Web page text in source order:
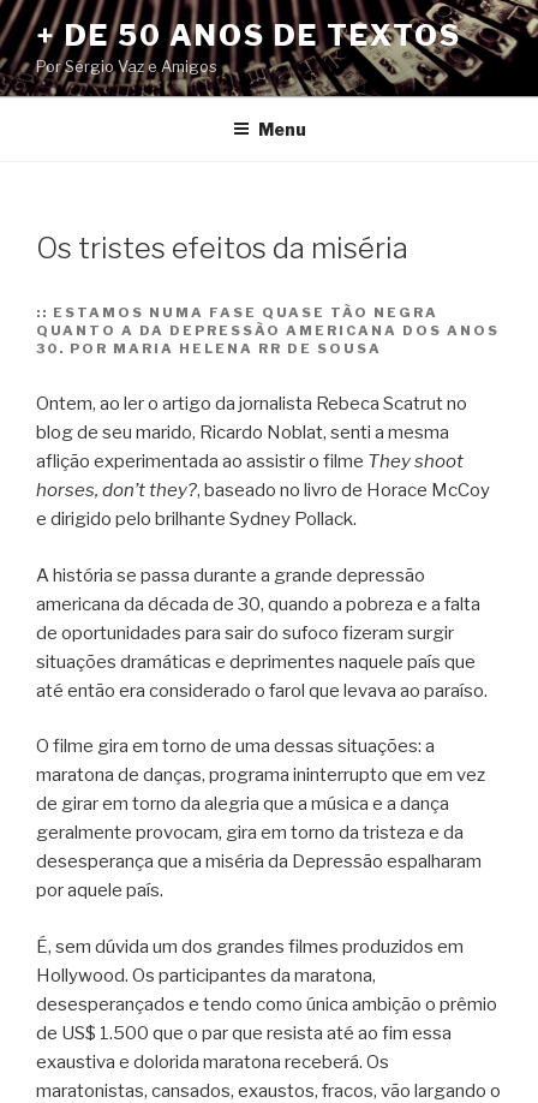
Pular
para
o
conteúdo
+ DE 50 ANOS DE TEXTOS
Por Sérgio Vaz e Amigos
Menu
Os tristes efeitos da miséria
:: ESTAMOS NUMA FASE QUASE TÃO NEGRA
QUANTO A DA DEPRESSÃO AMERICANA DOS ANOS
30. POR MARIA HELENA RR DE SOUSA
Ontem, ao ler o artigo da jornalista Rebeca Scatrut no
blog de seu marido, Ricardo Noblat, senti a mesma
aflição experimentada ao assistir o filme They shoot
horses, don’t they?, baseado no livro de Horace McCoy
e dirigido pelo brilhante Sydney Pollack.
A história se passa durante a grande depressão
americana da década de 30, quando a pobreza e a falta
de oportunidades para sair do sufoco fizeram surgir
situações dramáticas e deprimentes naquele país que
até então era considerado o farol que levava ao paraíso.
O filme gira em torno de uma dessas situações: a
maratona de danças, programa ininterrupto que em vez
de girar em torno da alegria que a música e a dança
geralmente provocam, gira em torno da tristeza e da
desesperança que a miséria da Depressão espalharam
por aquele país.
É, sem dúvida um dos grandes filmes produzidos em
Hollywood. Os participantes da maratona,
desesperançados e tendo como única ambição o prêmio
de US$ 1.500 que o par que resista até ao fim essa
exaustiva e dolorida maratona receberá. Os
maratonistas, cansados, exaustos, fracos, vão largando o